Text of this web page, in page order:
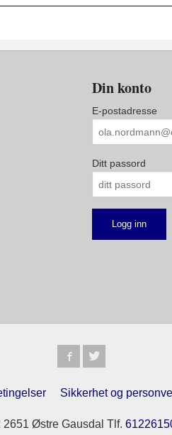
Din konto
E-postadresse
Ditt passord
Sikkerhet og
Østre Gausdal Tlf.